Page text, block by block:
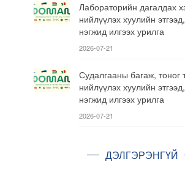
Лабораторийн дагалдах
нийлүүлэх хуулийн
нэгжид илгээх урилга
2026-07-21
Судалгааны багаж, тоног
нийлүүлэх хуулийн
нэгжид илгээх урилга
2026-07-21
ДЭЛГЭРЭНГҮЙ